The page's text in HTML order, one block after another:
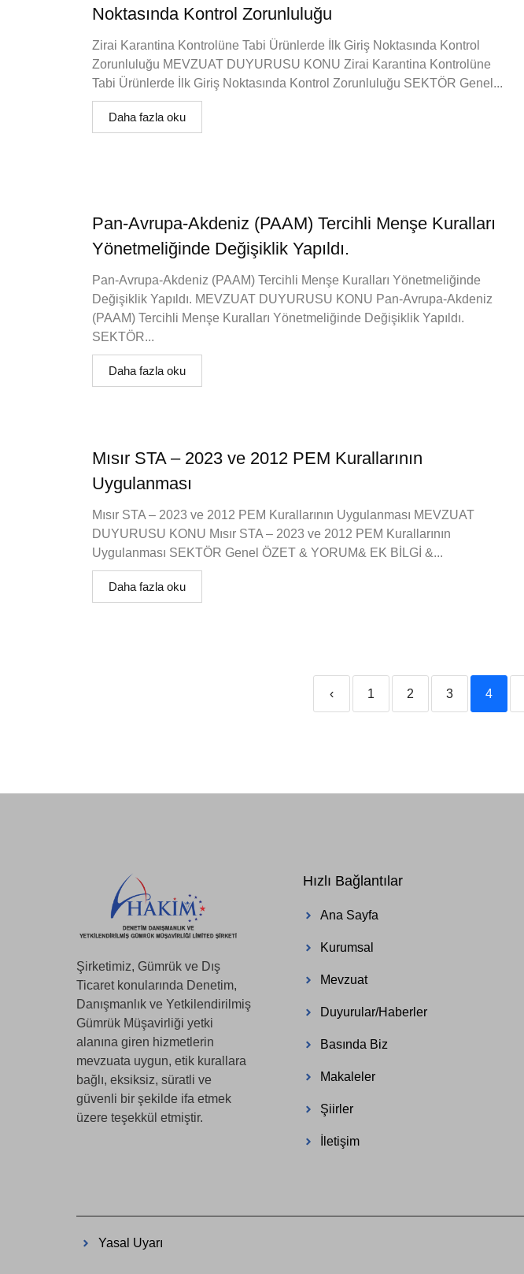
Noktasında Kontrol Zorunluluğu
Zirai Karantina Kontrolüne Tabi Ürünlerde İlk Giriş Noktasında Kontrol
Zorunluluğu MEVZUAT DUYURUSU KONU Zirai Karantina Kontrolüne
Tabi Ürünlerde İlk Giriş Noktasında Kontrol Zorunluluğu SEKTÖR Genel...
Daha fazla oku
Pan-Avrupa-Akdeniz (PAAM) Tercihli Menşe Kuralları
Yönetmeliğinde Değişiklik Yapıldı.
Pan-Avrupa-Akdeniz (PAAM) Tercihli Menşe Kuralları Yönetmeliğinde
Değişiklik Yapıldı. MEVZUAT DUYURUSU KONU Pan-Avrupa-Akdeniz
(PAAM) Tercihli Menşe Kuralları Yönetmeliğinde Değişiklik Yapıldı.
SEKTÖR...
Daha fazla oku
Mısır STA – 2023 ve 2012 PEM Kurallarının
Uygulanması
Mısır STA – 2023 ve 2012 PEM Kurallarının Uygulanması MEVZUAT
DUYURUSU KONU Mısır STA – 2023 ve 2012 PEM Kurallarının
Uygulanması SEKTÖR Genel ÖZET & YORUM& EK BİLGİ &...
Daha fazla oku
‹ 1 2 3 4
Şirketimiz, Gümrük ve Dış
Ticaret konularında Denetim,
Danışmanlık ve Yetkilendirilmiş
Gümrük Müşavirliği yetki
alanına giren hizmetlerin
mevzuata uygun, etik kurallara
bağlı, eksiksiz, süratli ve
güvenli bir şekilde ifa etmek
üzere teşekkül etmiştir.
Hızlı Bağlantılar
Ana Sayfa
Kurumsal
Mevzuat
Duyurular/Haberler
Basında Biz
Makaleler
Şiirler
İletişim
Yasal Uyarı